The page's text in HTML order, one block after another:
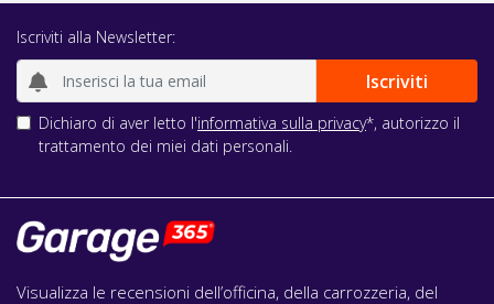
Iscriviti alla Newsletter:
Dichiaro di aver letto l'informativa sulla privacy*, autorizzo il
trattamento dei miei dati personali.
Visualizza le recensioni dell’officina, della carrozzeria, del